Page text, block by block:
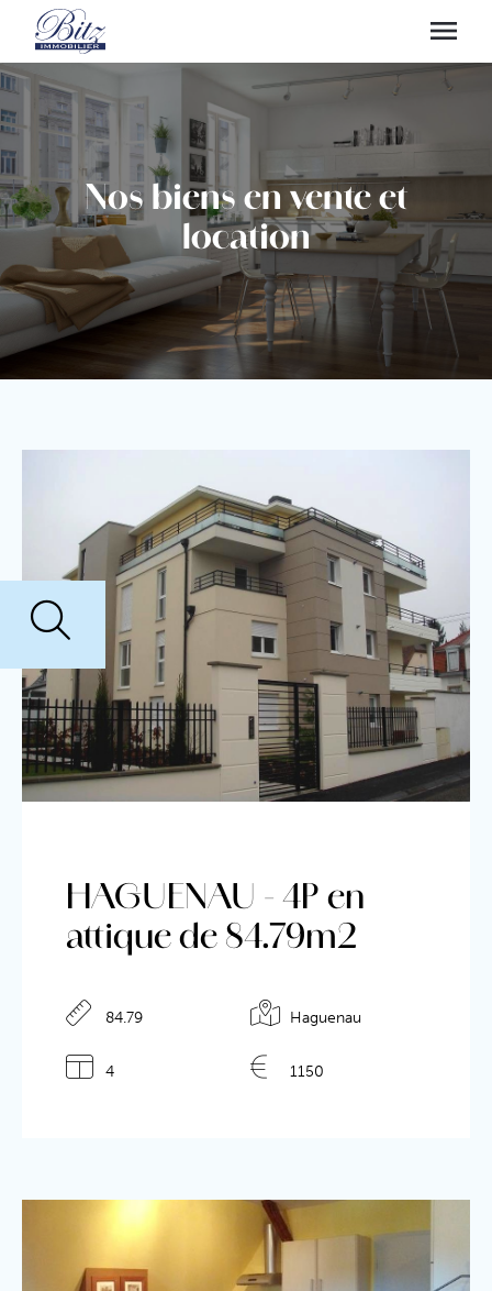
Nos biens en vente et
location
HAGUENAU - 4P en
attique de 84.79m2
84.79 Haguenau
4 1150